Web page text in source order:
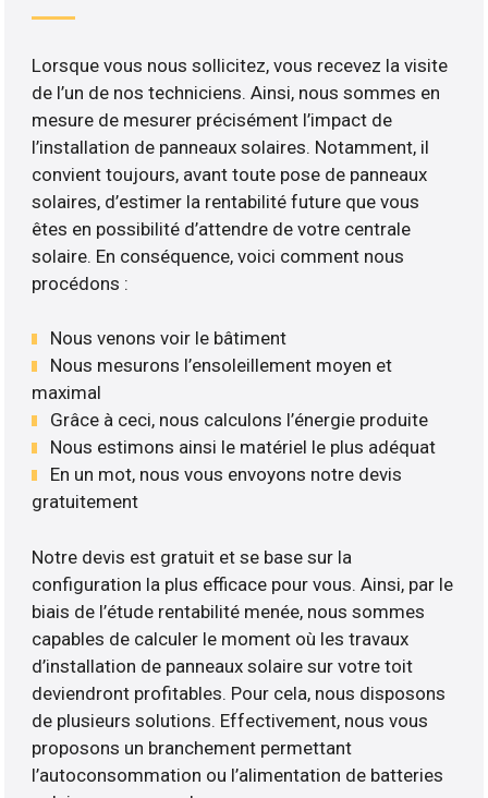
Lorsque vous nous sollicitez, vous recevez la visite
de l’un de nos techniciens. Ainsi, nous sommes en
mesure de mesurer précisément l’impact de
l’installation de panneaux solaires. Notamment, il
convient toujours, avant toute pose de panneaux
solaires, d’estimer la rentabilité future que vous
êtes en possibilité d’attendre de votre centrale
solaire. En conséquence, voici comment nous
procédons :
Nous venons voir le bâtiment
Nous mesurons l’ensoleillement moyen et
maximal
Grâce à ceci, nous calculons l’énergie produite
Nous estimons ainsi le matériel le plus adéquat
En un mot, nous vous envoyons notre devis
gratuitement
Notre devis est gratuit et se base sur la
configuration la plus efficace pour vous. Ainsi, par le
biais de l’étude rentabilité menée, nous sommes
capables de calculer le moment où les travaux
d’installation de panneaux solaire sur votre toit
deviendront profitables. Pour cela, nous disposons
de plusieurs solutions. Effectivement, nous vous
proposons un branchement permettant
l’autoconsommation ou l’alimentation de batteries